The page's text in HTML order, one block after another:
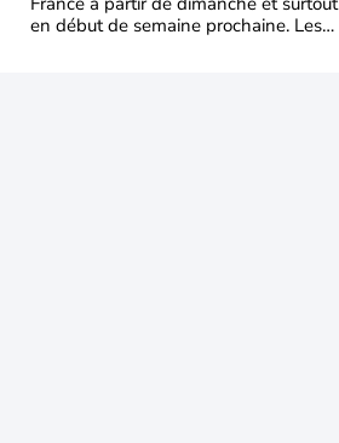
en début de semaine prochaine. Les